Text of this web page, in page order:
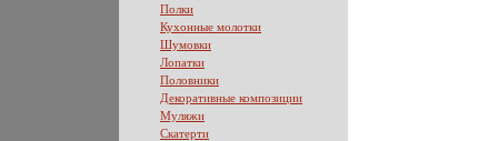
Полки
Кухонные молотки
Шумовки
Лопатки
Половники
Декоративные композиции
Муляжи
Скатерти